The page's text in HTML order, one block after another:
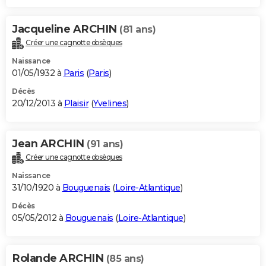
Jacqueline ARCHIN (81 ans)
Créer une cagnotte obsèques
Naissance
01/05/1932 à Paris (Paris)
Décès
20/12/2013 à Plaisir(Yvelines)
Jean ARCHIN (91 ans)
Créer une cagnotte obsèques
Naissance
31/10/1920 à Bouguenais (Loire-Atlantique)
Décès
05/05/2012 à Bouguenais (Loire-Atlantique)
Rolande ARCHIN (85 ans)